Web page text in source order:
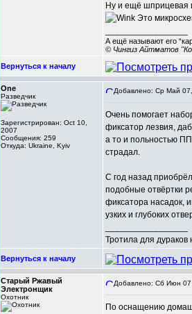
Ну и ещё шприцевая
Это
А ещё называют его
© Чингиз Айтматов
Вернуться к началу
One
Разведчик
Зарегистрирован: Oct 10,
2007
Сообщения: 259
Откуда: Ukraine, Kyiv
Добавлено: Ср Май
Очень помогает
фиксатор лезвия,
а то и польностью
страдал.
С год назад
подобные отвёртки
фиксатора насадок,
узких и глубоких
Тротила для
Вернуться к началу
Старый Ржавый
Электронщик
Охотник
Добавлено: Сб Июн
По оснащению